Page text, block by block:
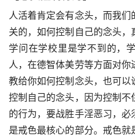
人活着肯定会有念头，而我
关的，如何控制自己的念头
学问在学校里是学不到的，
人，在德智体美劳等方面对
教给你如何控制念头，也可
控制自己的念头，因为控制
的行为，要战胜手淫恶习，
是戒色最核心的部分。戒色